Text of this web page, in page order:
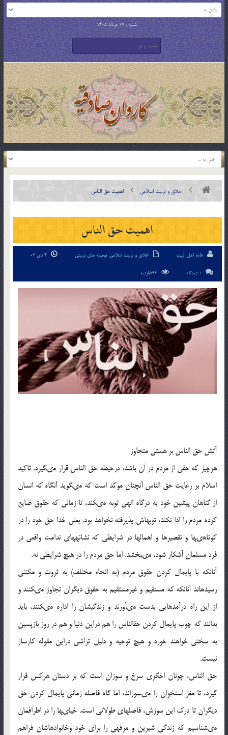
شنبه , 17 مرداد 1405
اخلاق و تربیت اسلامی اهمیت حق الناس
اهمیت حق الناس
خادم اهل البیت اخلاق و تربیت اسلامی,توصیه های تربیتی
0 دیدگاه
آتش حق الناس بر هستى متجاوز
هرچيز كه حقى از مردم در آن باشد، درحيطه حق الناس قرار مى‏گيرد. تاكيد
اسلام بر رعايت حق الناس آنچنان موكد است كه مى‏گويد آنگاه كه انسان
از گناهان پيشين خود به درگاه الهى توبه مى‏كند، تا زمانى كه حقوق ضايع
كرده مردم را ادا نكند، توبه‏اش پذيرفته نخواهد بود. يعنى خدا حق خود را در
كوتاهى‏ها و تقصيرها و اهمال‏ها در شرايطى كه نشانه‏هاى ندامت واقعى در
فرد مسلمان آشكار شود، مى‏بخشد. اما حق مردم را در هيچ شرايطى نه.
آنانكه با پايمال كردن حقوق مردم (به انحاء مختلف) به ثروت و مكنتى
رسيده‏اند آنانكه كه مستقيم و غيرمستقيم به حقوق ديگران تجاوز مى‏كنند و
از اين راه درآمدهايى بدست مى‏آورند و زندگيشان را اداره مى‏كنند، بايد
بدانند كه چوب پايمال كردن حق‏الناس را هم دراين دنيا و هم در روز بازپسين
به سختى خواهند خورد و هيچ توجيه و دليل تراشى دراين مقوله كارساز
نيست.
حق الناس، چونان اخگرى سرخ و سوزان است كه بر دستان هركس قرار
گيرد، تا مغز استخوان را مى‏سوزاند، اما گاه فاصله زمانى پايمال كردن حق
ديگران تا درك اين سوزش، فاصله‏اى طولانى است. خيلى‏ها را در اطرافمان
مى‏شناسيم كه زندگى شيرين و مرفهى را براى خود وخانواده‏اشان فراهم